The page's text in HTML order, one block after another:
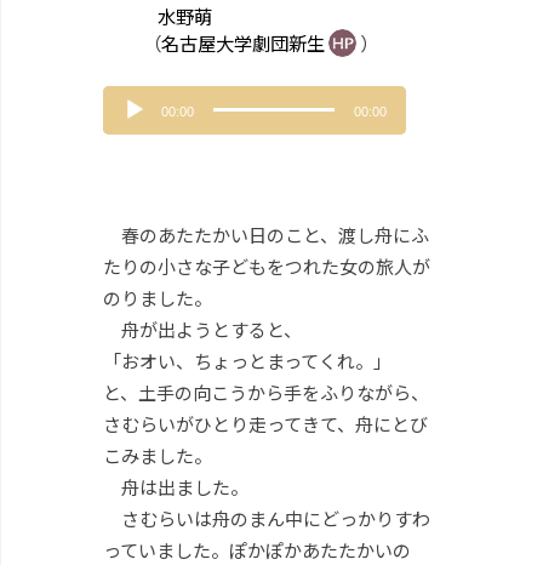
水野萌
（名古屋大学劇団新生 ）
音
ー
00:00 00:00
春のあたたかい日のこと、渡し舟にふ
たりの小さな子どもをつれた女の旅人が
のりました。
舟が出ようとすると、
「おオい、ちょっとまってくれ。」
と、土手の向こうから手をふりながら、
さむらいがひとり走ってきて、舟にとび
こみました。
舟は出ました。
さむらいは舟のまん中にどっかりすわ
っていました。ぽかぽかあたたかいの